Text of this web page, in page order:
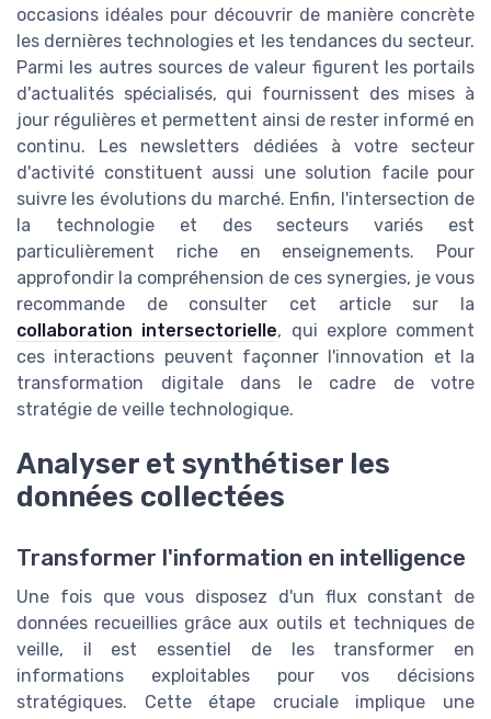
occasions idéales pour découvrir de manière concrète
les dernières technologies et les tendances du secteur.
Parmi les autres sources de valeur figurent les portails
d'actualités spécialisés, qui fournissent des mises à
jour régulières et permettent ainsi de rester informé en
continu. Les newsletters dédiées à votre secteur
d'activité constituent aussi une solution facile pour
suivre les évolutions du marché. Enfin, l'intersection de
la technologie et des secteurs variés est
particulièrement riche en enseignements. Pour
approfondir la compréhension de ces synergies, je vous
recommande de consulter cet article sur la
collaboration intersectorielle, qui explore comment
ces interactions peuvent façonner l'innovation et la
transformation digitale dans le cadre de votre
stratégie de veille technologique.
Analyser et synthétiser les
données collectées
Transformer l'information en intelligence
Une fois que vous disposez d'un flux constant de
données recueillies grâce aux outils et techniques de
veille, il est essentiel de les transformer en
informations exploitables pour vos décisions
stratégiques. Cette étape cruciale implique une